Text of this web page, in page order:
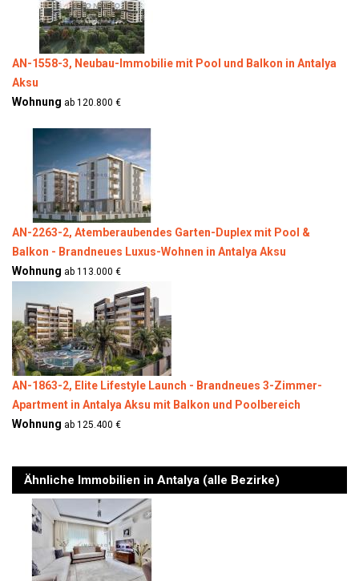
AN-1558-3, Neubau-Immobilie mit Pool und Balkon in Antalya
Aksu
Wohnung ab 120.800 €
AN-2263-2, Atemberaubendes Garten-Duplex mit Pool &
Balkon - Brandneues Luxus-Wohnen in Antalya Aksu
Wohnung ab 113.000 €
AN-1863-2, Elite Lifestyle Launch - Brandneues 3-Zimmer-
Apartment in Antalya Aksu mit Balkon und Poolbereich
Wohnung ab 125.400 €
Ähnliche Immobilien in Antalya (alle Bezirke)